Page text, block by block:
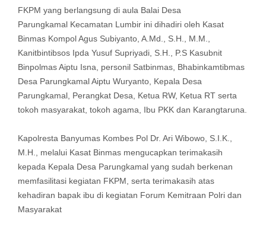
FKPM yang berlangsung di aula Balai Desa
Parungkamal Kecamatan Lumbir ini dihadiri oleh Kasat
Binmas Kompol Agus Subiyanto, A.Md., S.H., M.M.,
Kanitbintibsos Ipda Yusuf Supriyadi, S.H., P.S Kasubnit
Binpolmas Aiptu Isna, personil Satbinmas, Bhabinkamtibmas
Desa Parungkamal Aiptu Wuryanto, Kepala Desa
Parungkamal, Perangkat Desa, Ketua RW, Ketua RT serta
tokoh masyarakat, tokoh agama, Ibu PKK dan Karangtaruna.
Kapolresta Banyumas Kombes Pol Dr. Ari Wibowo, S.I.K.,
M.H., melalui Kasat Binmas mengucapkan terimakasih
kepada Kepala Desa Parungkamal yang sudah berkenan
memfasilitasi kegiatan FKPM, serta terimakasih atas
kehadiran bapak ibu di kegiatan Forum Kemitraan Polri dan
Masyarakat